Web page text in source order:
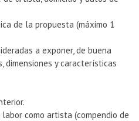
de la propuesta (máximo 1
a exponer, de buena
dimensiones y características
como artista (compendio de